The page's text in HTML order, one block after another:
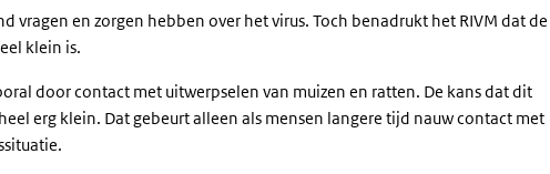
vragen en zorgen hebben over het virus. Toch benadrukt het RIVM dat de
klein is.
door contact met uitwerpselen van muizen en ratten. De kans dat dit
erg klein. Dat gebeurt alleen als mensen langere tijd nauw contact met